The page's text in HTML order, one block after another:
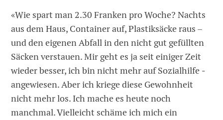
«Wie spart man 2.30 Franken pro Woche? Nachts
aus dem Haus, Container auf, Plastiksäcke raus –
und den eigenen Abfall in den nicht gut gefüllten
Säcken verstauen. Mir geht es ja seit einiger Zeit
wieder besser, ich bin nicht mehr auf Sozialhilfe ­
angewiesen. Aber ich kriege diese Gewohnheit
nicht mehr los. Ich mache es heute noch
manchmal. Vielleicht schäme ich mich ein